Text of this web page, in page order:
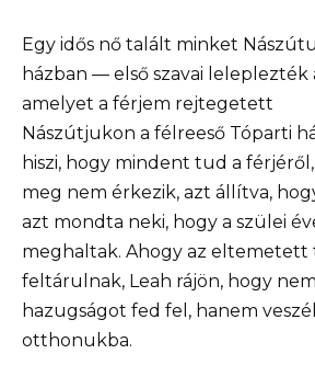
Egy idős nő talált minket
házban — első szavai leleplezték
amelyet a férjem rejtegetett
Nászútjukon a félreeső Tóparti
hiszi, hogy mindent tud a
meg nem érkezik, azt állítva,
azt mondta neki, hogy a szülei
meghaltak. Ahogy az eltemetett
feltárulnak, Leah rájön, hogy
hazugságot fed fel, hanem
otthonukba.